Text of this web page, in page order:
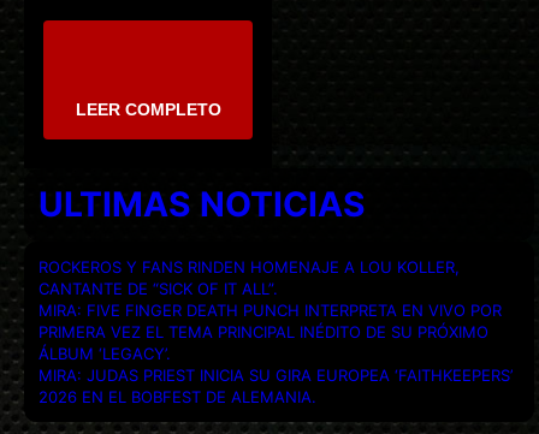
LEER COMPLETO
ULTIMAS NOTICIAS
ROCKEROS Y FANS RINDEN HOMENAJE A LOU KOLLER,
CANTANTE DE “SICK OF IT ALL”.
MIRA: FIVE FINGER DEATH PUNCH INTERPRETA EN VIVO POR
PRIMERA VEZ EL TEMA PRINCIPAL INÉDITO DE SU PRÓXIMO
ÁLBUM ‘LEGACY’.
MIRA: JUDAS PRIEST INICIA SU GIRA EUROPEA ‘FAITHKEEPERS’
2026 EN EL BOBFEST DE ALEMANIA.